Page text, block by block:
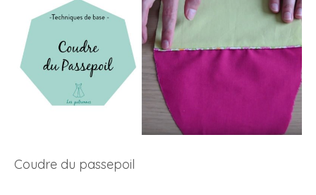
Coudre du passepoil